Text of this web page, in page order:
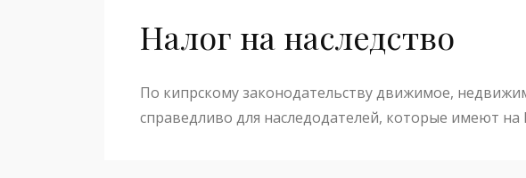
Налог на наследство
По кипрскому законодательству движимое,
справедливо для наследодателей, которые имеют